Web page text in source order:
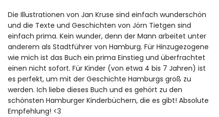
Die Illustrationen von Jan Kruse sind einfach wunderschön
und die Texte und Geschichten von Jörn Tietgen sind
einfach prima. Kein wunder, denn der Mann arbeitet unter
anderem als Stadtführer von Hamburg. Für Hinzugezogene
wie mich ist das Buch ein prima Einstieg und überfrachtet
einen nicht sofort. Für Kinder (von etwa 4 bis 7 Jahren) ist
es perfekt, um mit der Geschichte Hamburgs groß zu
werden. Ich liebe dieses Buch und es gehört zu den
schönsten Hamburger Kinderbüchern, die es gibt! Absolute
Empfehlung! <3